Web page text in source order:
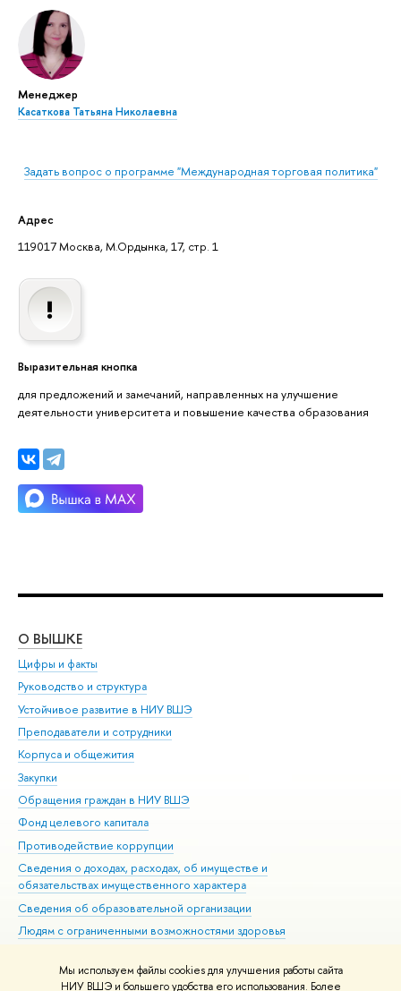
Мы используем файлы cookies для улучшения работы сайта
НИУ ВШЭ и большего удобства его использования. Более
Менеджер
Касаткова Татьяна Николаевна
Задать вопрос о программе "Международная торговая политика"
Адрес
119017 Москва, М.Ордынка, 17, стр. 1
Выразительная кнопка
для предложений и замечаний, направленных на улучшение
деятельности университета и повышение качества образования
О ВЫШКЕ
Цифры и факты
Руководство и структура
Устойчивое развитие в НИУ ВШЭ
Преподаватели и сотрудники
Корпуса и общежития
Закупки
Обращения граждан в НИУ ВШЭ
Фонд целевого капитала
Противодействие коррупции
Сведения о доходах, расходах, об имуществе и
обязательствах имущественного характера
Сведения об образовательной организации
Людям с ограниченными возможностями здоровья
Работа в Вышке